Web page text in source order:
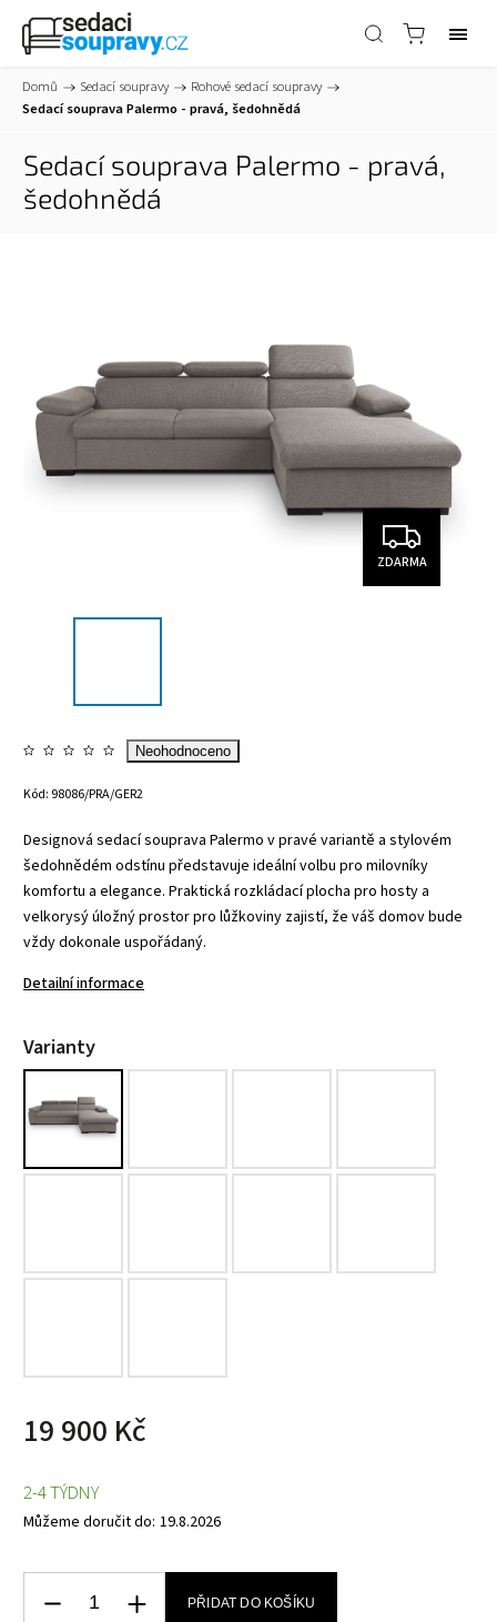
Domů / Sedací soupravy / Rohové sedací soupravy /
Sedací souprava Palermo - pravá, šedohnědá
Sedací souprava Palermo - pravá,
šedohnědá
ZDARMA
Neohodnoceno
Kód: 98086/PRA/GER2
Designová sedací souprava Palermo v pravé variantě a stylovém
šedohnědém odstínu představuje ideální volbu pro milovníky
komfortu a elegance. Praktická rozkládací plocha pro hosty a
velkorysý úložný prostor pro lůžkoviny zajistí, že váš domov bude
vždy dokonale uspořádaný.
Detailní informace
Varianty
19 900 Kč
2-4 TÝDNY
Můžeme doručit do: 19.8.2026
PŘIDAT DO KOŠÍKU